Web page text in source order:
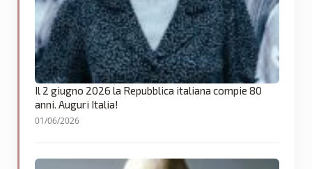
Il 2 giugno 2026 la Repubblica italiana compie 80
anni. Auguri Italia!
01/06/2026